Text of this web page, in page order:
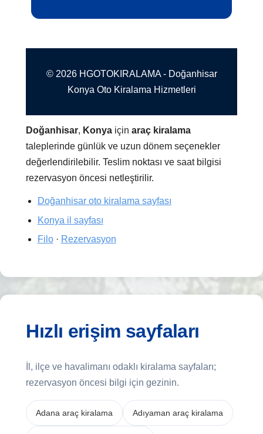
© 2026 HGOTOKIRALAMA - Doğanhisar
Konya Oto Kiralama Hizmetleri
Doğanhisar, Konya içinaraç kiralama
taleplerinde günlük ve uzun dönem seçenekler
değerlendirilebilir. Teslim noktası ve saat bilgisi
rezervasyon öncesi netleştirilir.
Doğanhisar oto kiralama sayfası
Konya il sayfası
Filo· Rezervasyon
Hızlı erişim sayfaları
İl, ilçe ve havalimanı odaklı kiralama sayfaları;
rezervasyon öncesi bilgi için gezinin.
Adana araç kiralama Adıyaman araç kiralama